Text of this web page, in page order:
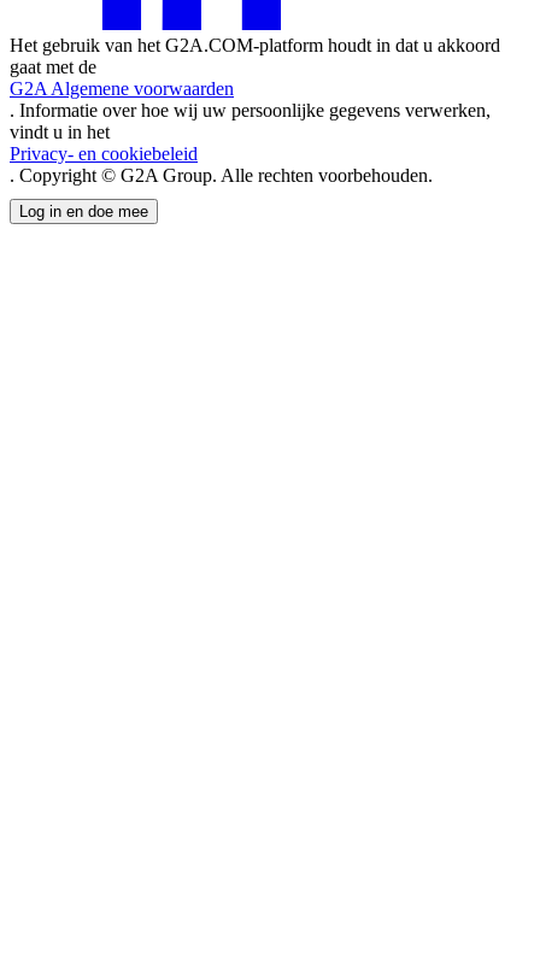
Het gebruik van het G2A.COM-platform houdt in dat u akkoord
gaat met de
G2A Algemene voorwaarden
. Informatie over hoe wij uw persoonlijke gegevens verwerken,
vindt u in het
Privacy- en cookiebeleid
. Copyright © G2A Group. Alle rechten voorbehouden.
Log in en doe mee